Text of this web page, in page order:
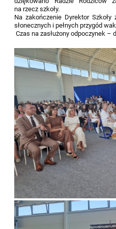
na rzecz szkoły.
Na zakończenie Dyrektor Szkoły
słonecznych i pełnych przygód
Czas na zasłużony odpoczynek –